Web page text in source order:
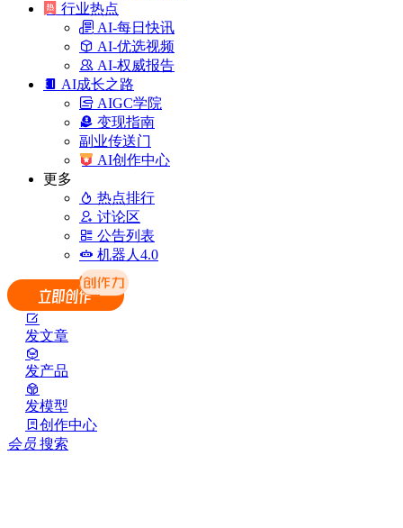
行业热点
AI-每日快讯
AI-优选视频
AI-权威报告
AI成长之路
AIGC学院
变现指南
副业传送门
AI创作中心
更多
热点排行
讨论区
公告列表
机器人4.0
发文章
发产品
发模型
创作中心
会员 搜索